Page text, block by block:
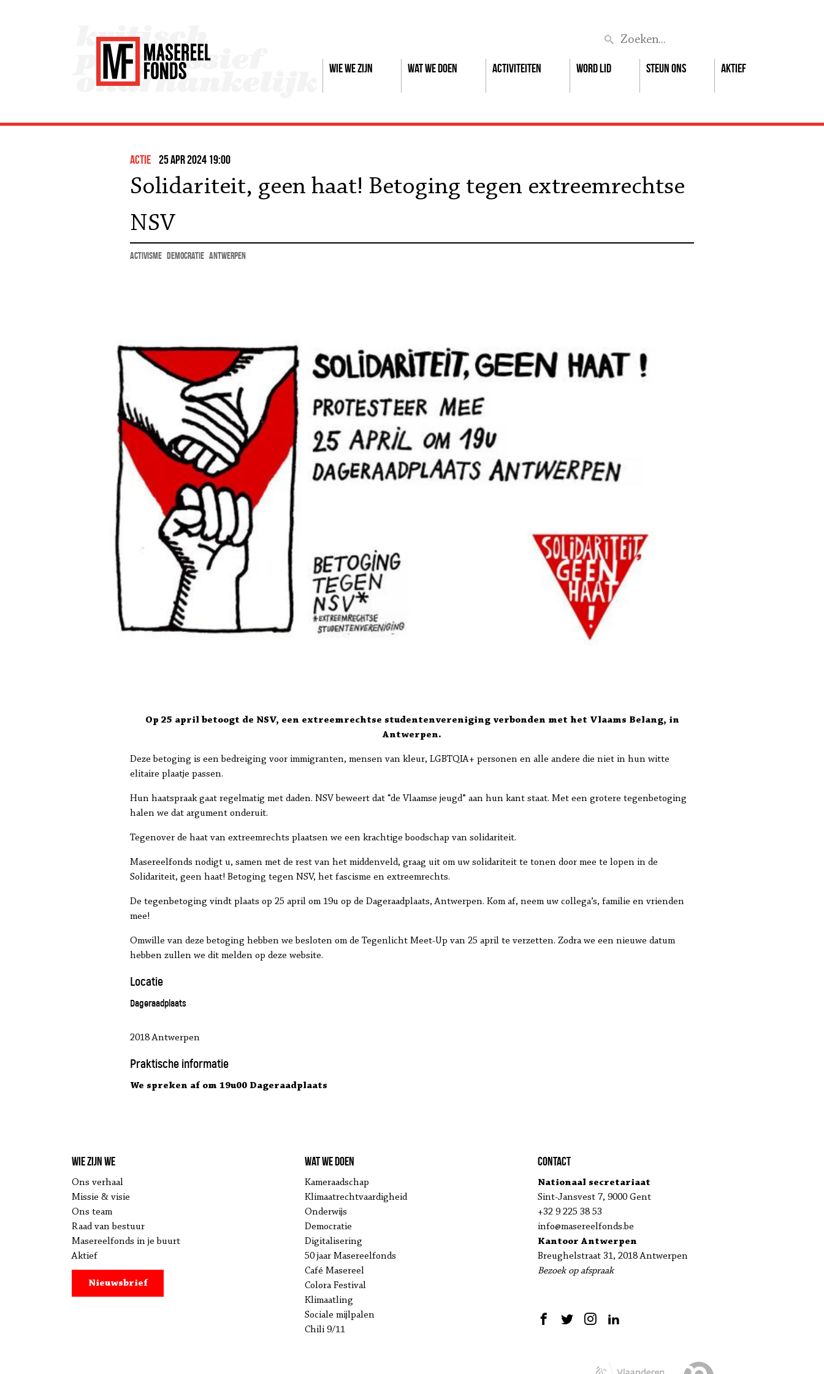
Wie we zijn Wat we doen Activiteiten Word lid Steun ons Aktief
actie 25 apr 2024 19:00
Solidariteit, geen haat! Betoging tegen extreemrechtse
NSV
activisme democratie Antwerpen
Op 25 april betoogt de NSV, een extreemrechtse studentenvereniging verbonden met het Vlaams Belang, in
Antwerpen.
Deze betoging is een bedreiging voor immigranten, mensen van kleur, LGBTQIA+ personen en alle andere die niet in hun witte
elitaire plaatje passen.
Hun haatspraak gaat regelmatig met daden. NSV beweert dat “de Vlaamse jeugd” aan hun kant staat. Met een grotere tegenbetoging
halen we dat argument onderuit.
Tegenover de haat van extreemrechts plaatsen we een krachtige boodschap van solidariteit.
Masereelfonds nodigt u, samen met de rest van het middenveld, graag uit om uw solidariteit te tonen door mee te lopen in de
Solidariteit, geen haat! Betoging tegen NSV, het fascisme en extreemrechts.
De tegenbetoging vindt plaats op 25 april om 19u op de Dageraadplaats, Antwerpen. Kom af, neem uw collega’s, familie en vrienden
mee!
Omwille van deze betoging hebben we besloten om de Tegenlicht Meet-Up van 25 april te verzetten. Zodra we een nieuwe datum
hebben zullen we dit melden op deze website.
Locatie
Dageraadplaats
2018 Antwerpen
Praktische informatie
We spreken af om 19u00 Dageraadplaats
Wie zijn we
Ons verhaal
Missie & visie
Ons team
Raad van bestuur
Masereelfonds in je buurt
Aktief
Nieuwsbrief
Wat we doen
Kameraadschap
Klimaatrechtvaardigheid
Onderwijs
Democratie
Digitalisering
50 jaar Masereelfonds
Café Masereel
Colora Festival
Klimaatling
Sociale mijlpalen
Chili 9/11
Contact
Nationaal secretariaat
Sint-Jansvest 7, 9000 Gent
+32 9 225 38 53
info@masereelfonds.be
Kantoor Antwerpen
Breughelstraat 31, 2018 Antwerpen
Bezoek op afspraak